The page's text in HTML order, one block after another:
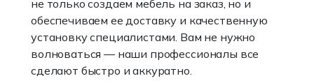
не только создаем мебель на заказ, но и
обеспечиваем ее доставку и качественную
установку специалистами. Вам не нужно
волноваться — наши профессионалы все
сделают быстро и аккуратно.